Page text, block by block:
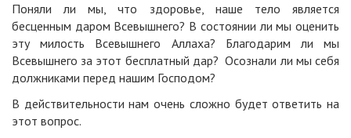
Поняли ли мы, что здоровье, наше тело является
бесценным даром Всевышнего? В состоянии ли мы оценить
эту милость Всевышнего Аллаха? Благодарим ли мы
Всевышнего за этот бесплатный дар? Осознали ли мы себя
должниками перед нашим Господом?
В действительности нам очень сложно будет ответить на
этот вопрос.